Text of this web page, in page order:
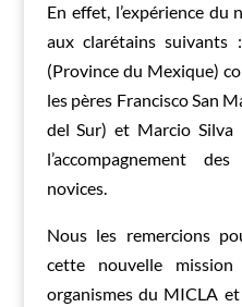
En effet, l’expérience
aux clarétains suivants
(Province du Mexique)
les pères Francisco San
del Sur) et Marcio Silva
l’accompagnement
novices.
Nous les remercions
cette nouvelle
organismes du MICLA